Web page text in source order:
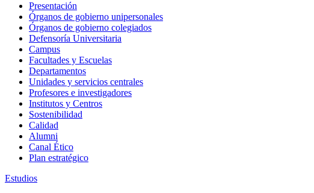
Presentación
Órganos de gobierno unipersonales
Órganos de gobierno colegiados
Defensoría Universitaria
Campus
Facultades y Escuelas
Departamentos
Unidades y servicios centrales
Profesores e investigadores
Institutos y Centros
Sostenibilidad
Calidad
Alumni
Canal Ético
Plan estratégico
Estudios